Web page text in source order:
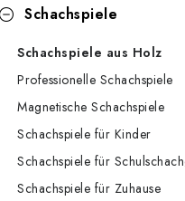
Schachspiele
Schachspiele aus Holz
Professionelle Schachspiele
Magnetische Schachspiele
Schachspiele für Kinder
Schachspiele für
Schachspiele für Zuhause